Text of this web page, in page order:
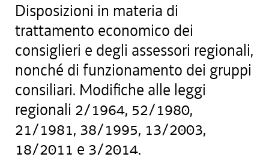
Disposizioni in materia di
trattamento economico dei
consiglieri e degli assessori regionali,
nonché di funzionamento dei gruppi
consiliari. Modifiche alle leggi
regionali 2/1964, 52/1980,
21/1981, 38/1995, 13/2003,
18/2011 e 3/2014.